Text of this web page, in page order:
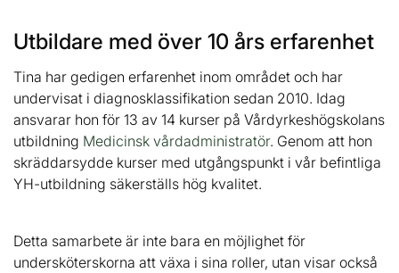
Utbildare med över 10 års erfarenhet
Tina har gedigen erfarenhet inom området och har
undervisat i diagnosklassifikation sedan 2010. Idag
ansvarar hon för 13 av 14 kurser på Vårdyrkeshögskolans
utbildning Medicinsk vårdadministratör. Genom att hon
skräddarsydde kurser med utgångspunkt i vår befintliga
YH-utbildning säkerställs hög kvalitet.
Detta samarbete är inte bara en möjlighet för
undersköterskorna att växa i sina roller, utan visar också